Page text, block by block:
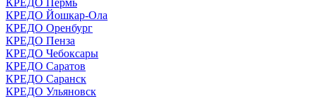
КРЕДО Пермь
КРЕДО Йошкар-Ола
КРЕДО Оренбург
КРЕДО Пенза
КРЕДО Чебоксары
КРЕДО Саратов
КРЕДО Саранск
КРЕДО Ульяновск